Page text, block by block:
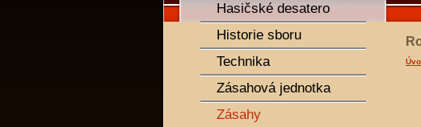
Hasičské desatero
Historie sboru
Technika
Zásahová jednotka
Zásahy